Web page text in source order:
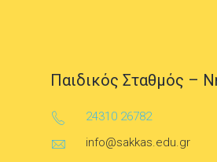
Παιδικός Σταθμός –
24310 26782
info@sakkas.edu.gr